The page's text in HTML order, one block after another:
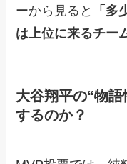
ーから見ると
「
は上位に来るチー
大谷翔平の“物
するのか？